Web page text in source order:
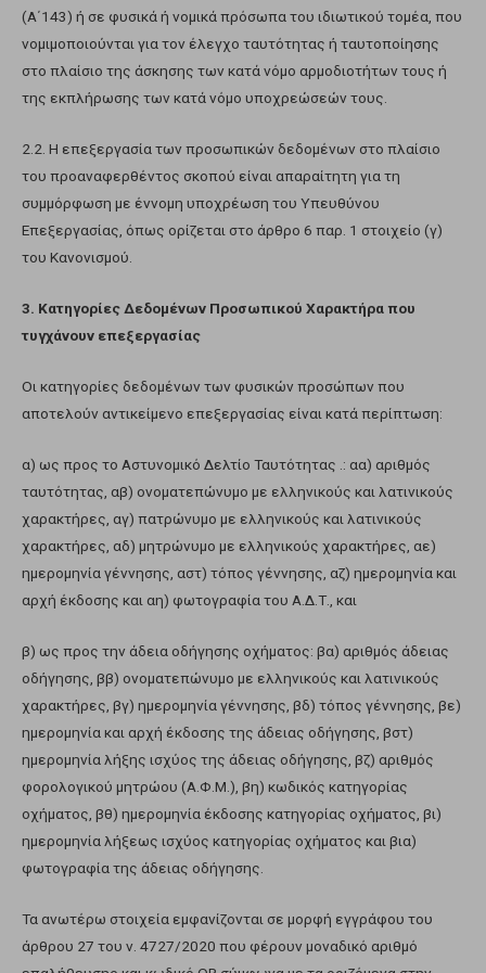
(Α΄143) ή σε φυσικά ή νομικά πρόσωπα του ιδιωτικού τομέα, που
νομιμοποιούνται για τον έλεγχο ταυτότητας ή ταυτοποίησης
στο πλαίσιο της άσκησης των κατά νόμο αρμοδιοτήτων τους ή
της εκπλήρωσης των κατά νόμο υποχρεώσεών τους.
2.2. Η επεξεργασία των προσωπικών δεδομένων στο πλαίσιο
του προαναφερθέντος σκοπού είναι απαραίτητη για τη
συμμόρφωση με έννομη υποχρέωση του Υπευθύνου
Επεξεργασίας, όπως ορίζεται στο άρθρο 6 παρ. 1 στοιχείο (γ)
του Κανονισμού.
3. Κατηγορίες Δεδομένων Προσωπικού Χαρακτήρα που
τυγχάνουν επεξεργασίας
Οι κατηγορίες δεδομένων των φυσικών προσώπων που
αποτελούν αντικείμενο επεξεργασίας είναι κατά περίπτωση:
α) ως προς το Αστυνομικό Δελτίο Ταυτότητας .: αα) αριθμός
ταυτότητας, αβ) ονοματεπώνυμο με ελληνικούς και λατινικούς
χαρακτήρες, αγ) πατρώνυμο με ελληνικούς και λατινικούς
χαρακτήρες, αδ) μητρώνυμο με ελληνικούς χαρακτήρες, αε)
ημερομηνία γέννησης, αστ) τόπος γέννησης, αζ) ημερομηνία και
αρχή έκδοσης και αη) φωτογραφία του Α.Δ.Τ., και
β) ως προς την άδεια οδήγησης οχήματος: βα) αριθμός άδειας
οδήγησης, ββ) ονοματεπώνυμο με ελληνικούς και λατινικούς
χαρακτήρες, βγ) ημερομηνία γέννησης, βδ) τόπος γέννησης, βε)
ημερομηνία και αρχή έκδοσης της άδειας οδήγησης, βστ)
ημερομηνία λήξης ισχύος της άδειας οδήγησης, βζ) αριθμός
φορολογικού μητρώου (Α.Φ.Μ.), βη) κωδικός κατηγορίας
οχήματος, βθ) ημερομηνία έκδοσης κατηγορίας οχήματος, βι)
ημερομηνία λήξεως ισχύος κατηγορίας οχήματος και βια)
φωτογραφία της άδειας οδήγησης.
Τα ανωτέρω στοιχεία εμφανίζονται σε μορφή εγγράφου του
άρθρου 27 του ν. 4727/2020 που φέρουν μοναδικό αριθμό